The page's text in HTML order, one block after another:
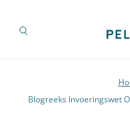
Blogreeks Invoeringswet